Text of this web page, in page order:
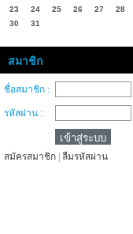
23
24 25 26 27 28
30
31
สมาชิก
ชื่อสมาชิก :
รหัสผ่าน :
สมัครสมาชิก ลืมรหัสผ่าน